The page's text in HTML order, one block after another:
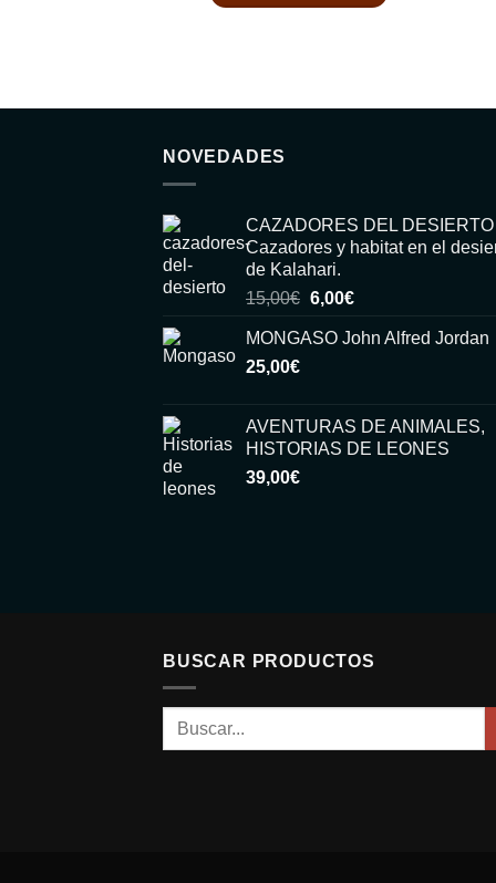
NOVEDADES
CAZADORES DEL DESIERTO
Cazadores y habitat en el
de Kalahari.
15,00€ El
original
6,00€El
actual
MONGASO John Alfred Jordan
25,00€
AVENTURAS DE ANIMALES,
HISTORIAS DE LEONES
39,00€
BUSCAR PRODUCTOS
Buscar